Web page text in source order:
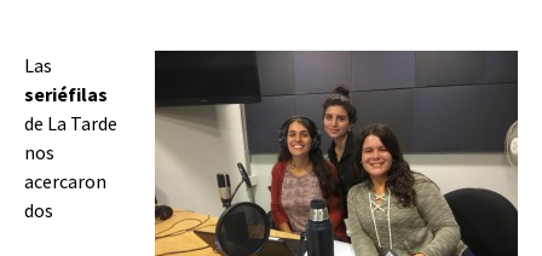
Las
seriéfilas
de La Tarde
nos
acercaron
dos